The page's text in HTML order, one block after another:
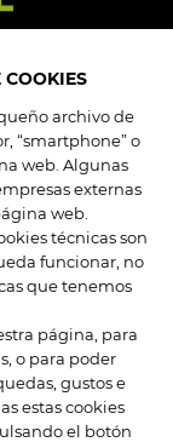
archivo de
“smartphone” o
web. Algunas
externas
web.
técnicas son
funcionar, no
que tenemos
página, para
o para poder
gustos e
estas cookies
el botón